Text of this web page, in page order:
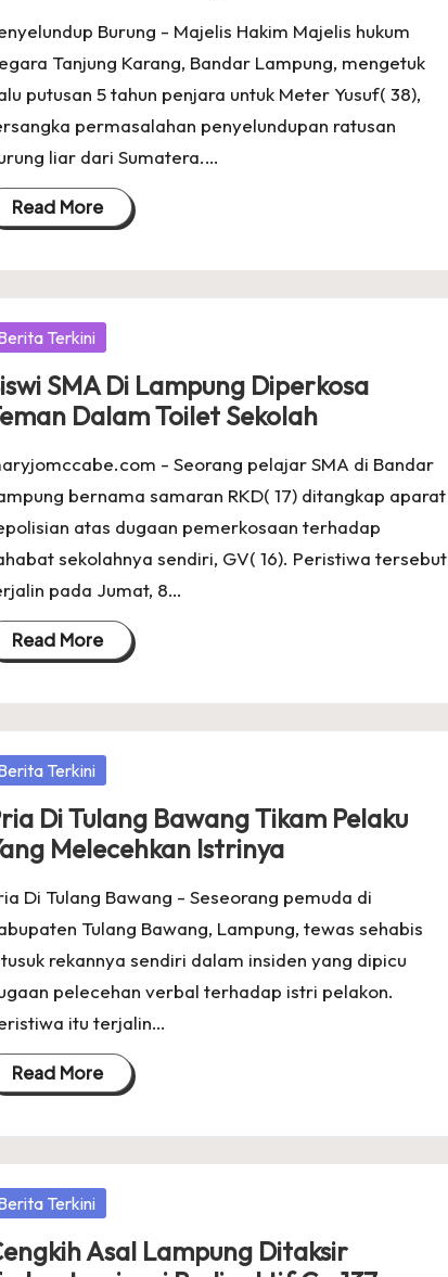
Burung - Majelis Hakim Majelis hukum
Tanjung Karang, Bandar Lampung, mengetuk
putusan 5 tahun penjara untuk Meter Yusuf( 38),
permasalahan penyelundupan ratusan
liar dari Sumatera.…
Read More
Terkini
SMA Di Lampung Diperkosa
Dalam Toilet Sekolah
- Seorang pelajar SMA di Bandar
bernama samaran RKD( 17) ditangkap aparat
atas dugaan pemerkosaan terhadap
sekolahnya sendiri, GV( 16). Peristiwa tersebut
pada Jumat, 8…
Read More
Terkini
Di Tulang Bawang Tikam Pelaku
Melecehkan Istrinya
Di Tulang Bawang - Seseorang pemuda di
Tulang Bawang, Lampung, tewas sehabis
rekannya sendiri dalam insiden yang dipicu
pelecehan verbal terhadap istri pelakon.
itu terjalin…
Read More
Terkini
Asal Lampung Ditaksir